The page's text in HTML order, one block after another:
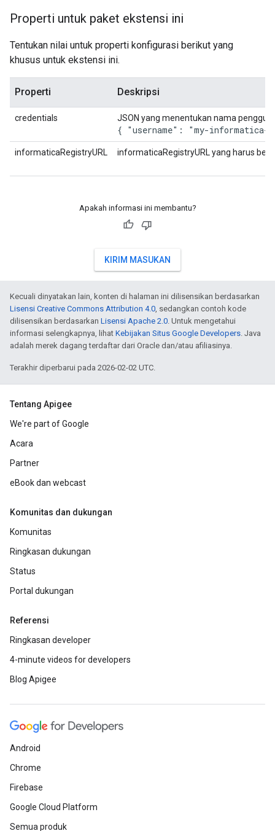
Properti untuk paket ekstensi ini
Tentukan nilai untuk properti konfigurasi berikut yang
khusus untuk ekstensi ini.
Properti Deskripsi
credentials JSON yang menentukan nama
{ "username": "my-informatica-
informaticaRegistryURL informaticaRegistryURL yang harus
Apakah informasi ini membantu?
KIRIM MASUKAN
Kecuali dinyatakan lain, konten di halaman ini dilisensikan berdasarkan
Lisensi Creative Commons Attribution 4.0, sedangkan contoh kode
dilisensikan berdasarkan Lisensi Apache 2.0. Untuk mengetahui
informasi selengkapnya, lihat Kebijakan Situs Google Developers. Java
adalah merek dagang terdaftar dari Oracle dan/atau afiliasinya.
Terakhir diperbarui pada 2026-02-02 UTC.
Tentang Apigee
We're part of Google
Acara
Partner
eBook dan webcast
Komunitas dan dukungan
Komunitas
Ringkasan dukungan
Status
Portal dukungan
Referensi
Ringkasan developer
4-minute videos for developers
Blog Apigee
Android
Chrome
Firebase
Google Cloud Platform
Semua produk